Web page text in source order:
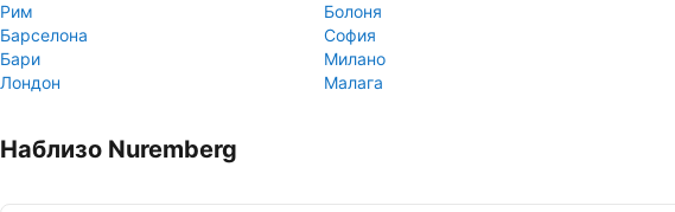
Рим
Болоня
Барселона
София
Бари
Милано
Лондон
Малага
Наблизо Nuremberg